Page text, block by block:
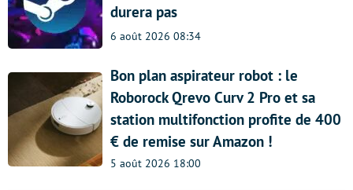
durera pas
6 août 2026 08:34
Bon plan aspirateur robot : le
Roborock Qrevo Curv 2 Pro et sa
station multifonction profite de 400
€ de remise sur Amazon !
5 août 2026 18:00